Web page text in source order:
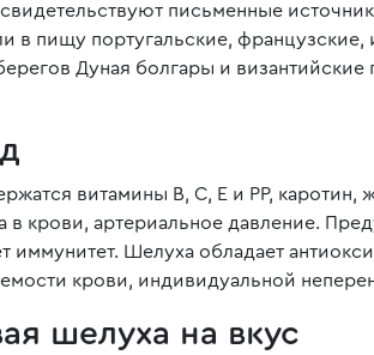
письменные
в пищу португальские,
Дуная болгары и
витамины В, С, Е и РР,
в крови, артериальное давление.
иммунитет. Шелуха обладает
крови, индивидуальной
шелуха на вкус